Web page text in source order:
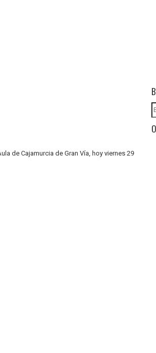
de Cajamurcia de Gran Vía, hoy viernes 29